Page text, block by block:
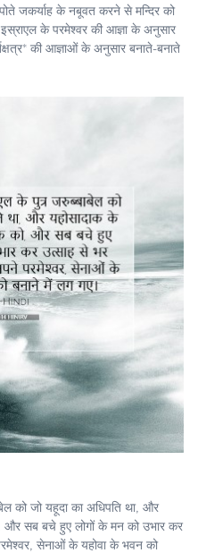
जकर्याह के नबूवत करने से मन्दिर को
के परमेश्‍वर की आज्ञा के अनुसार
की आज्ञाओं के अनुसार बनाते-बनाते
को जो यहूदा का अधिपति था, और
और सब बचे हुए लोगों के मन को उभार कर
सेनाओं के यहोवा के भवन को